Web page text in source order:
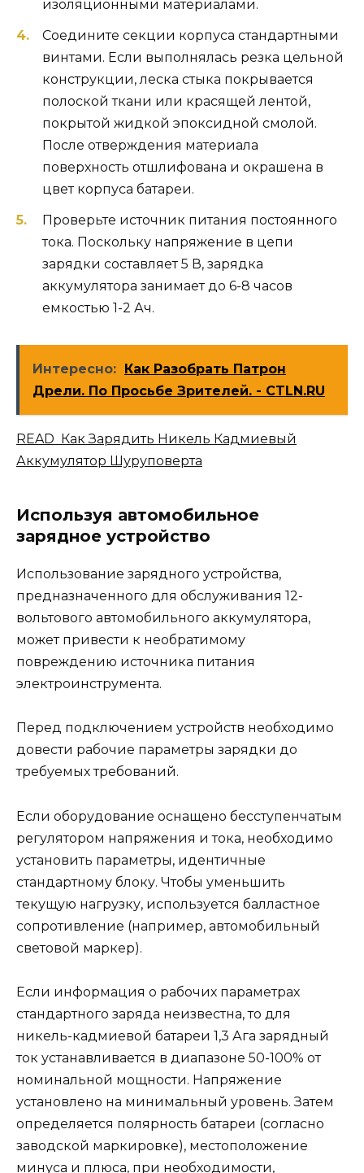
изоляционными материалами.
Соедините секции корпуса стандартными
винтами. Если выполнялась резка цельной
конструкции, леска стыка покрывается
полоской ткани или красящей лентой,
покрытой жидкой эпоксидной смолой.
После отверждения материала
поверхность отшлифована и окрашена в
цвет корпуса батареи.
Проверьте источник питания постоянного
тока. Поскольку напряжение в цепи
зарядки составляет 5 В, зарядка
аккумулятора занимает до 6-8 часов
емкостью 1-2 Ач.
Интересно:
Как Разобрать Патрон
Дрели. По Просьбе Зрителей. - CTLN.RU
READ Как Зарядить Никель Кадмиевый
Аккумулятор Шуруповерта
Используя автомобильное
зарядное устройство
Использование зарядного устройства,
предназначенного для обслуживания 12-
вольтового автомобильного аккумулятора,
может привести к необратимому
повреждению источника питания
электроинструмента.
Перед подключением устройств необходимо
довести рабочие параметры зарядки до
требуемых требований.
Если оборудование оснащено бесступенчатым
регулятором напряжения и тока, необходимо
установить параметры, идентичные
стандартному блоку. Чтобы уменьшить
текущую нагрузку, используется балластное
сопротивление (например, автомобильный
световой маркер).
Если информация о рабочих параметрах
стандартного заряда неизвестна, то для
никель-кадмиевой батареи 1,3 Ага зарядный
ток устанавливается в диапазоне 50-100% от
номинальной мощности. Напряжение
установлено на минимальный уровень. Затем
определяется полярность батареи (согласно
заводской маркировке), местоположение
минуса и плюса, при необходимости,